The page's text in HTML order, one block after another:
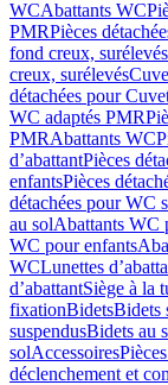
WCAbattants WC
PMRPièces
fond creux, surélevés
creux, surélevés
détachées pour
WC adaptés PMR
PMRAbattants WC
d’abattantPièces
enfantsPièces
détachées pour WC
au solAbattants WC
WC pour enfants
WCLunettes
d’abattantSiège à la
fixationBidetsBidets
suspendusBidets au
solAccessoires
déclenchement et